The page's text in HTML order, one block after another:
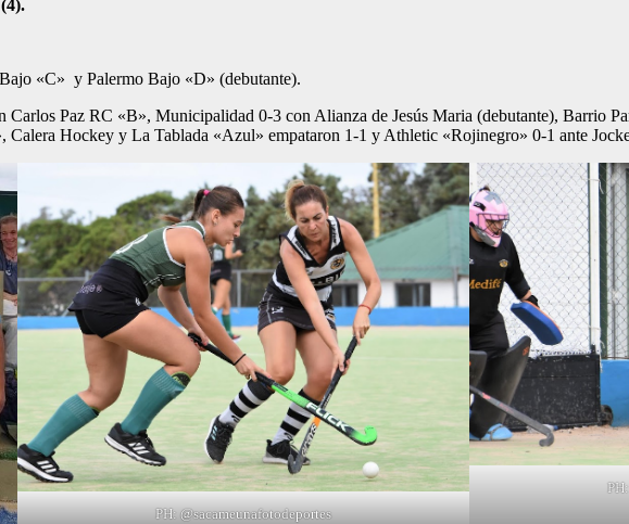
«C» y Palermo Bajo «D» (debutante).
Paz RC «B», Municipalidad 0-3 con Alianza de Jesús Maria (debutante), Barrio
Hockey y La Tablada «Azul» empataron 1-1 y Athletic «Rojinegro» 0-1 ante
PH: @sacameunafotodeportes